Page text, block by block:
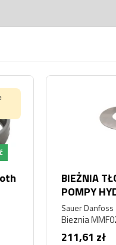
BIEŻNIA TŁOCZKÓW DO
POMPY HYDRAULICZNEJ
SAUER DANFOSS
MMF025 KOMATSU
Bieznia MMF025